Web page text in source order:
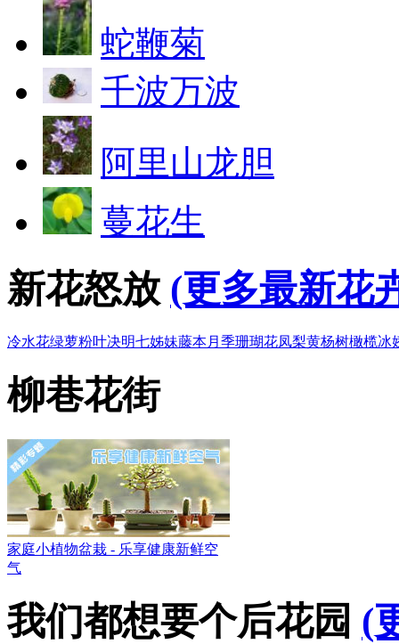
蛇鞭菊
千波万波
阿里山龙胆
蔓花生
新花怒放 (更多最新花
冷水花绿萝粉叶决明七姊妹藤本月季珊瑚花凤梨黄杨树橄榄冰
柳巷花街
家庭小植物盆栽 - 乐享健康新鲜空
气
我们都想要个后花园 (